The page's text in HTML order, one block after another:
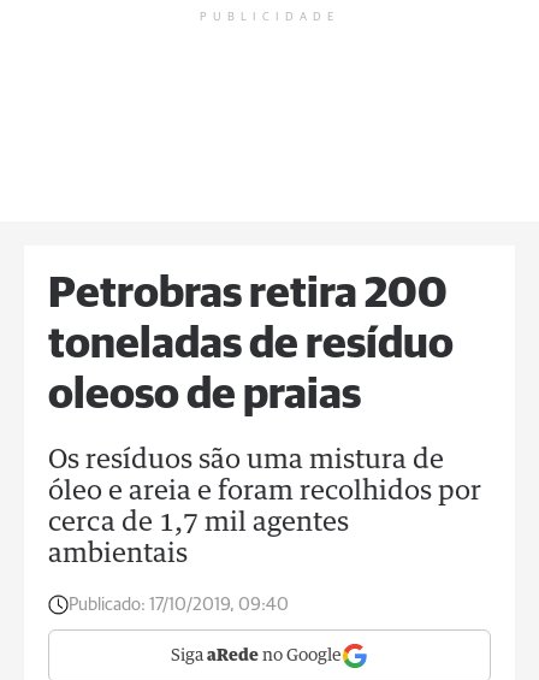
PUBLICIDADE
Petrobras retira 200
toneladas de resíduo
oleoso de praias
Os resíduos são uma mistura de
óleo e areia e foram recolhidos por
cerca de 1,7 mil agentes
ambientais
Publicado: 17/10/2019, 09:40
Siga aRede no Google